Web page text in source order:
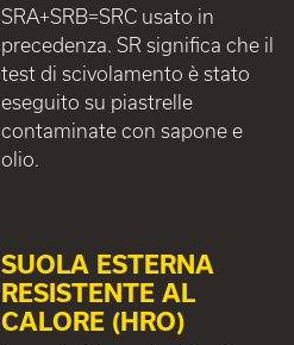
SRA+SRB=SRC usato in
precedenza. SR significa che il
test di scivolamento è stato
eseguito su piastrelle
contaminate con sapone e
olio.
SUOLA ESTERNA
RESISTENTE AL
CALORE (HRO)